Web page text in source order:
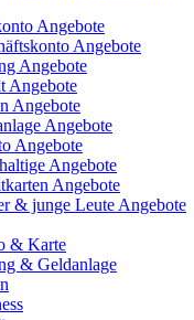
Angebote
Angebote
Angebote
Angebote
Angebote
Angebote
Angebote
Angebote
Angebote
& junge Leute Angebote
& Karte
& Geldanlage